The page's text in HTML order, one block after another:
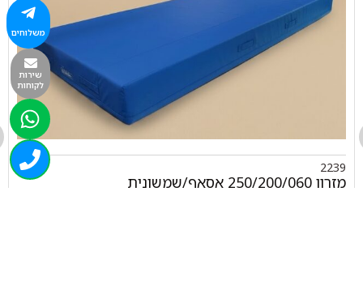
2239
מזרון 250/200/060 אסאף/שמשונית
משלוחים
שירות
לקוחות